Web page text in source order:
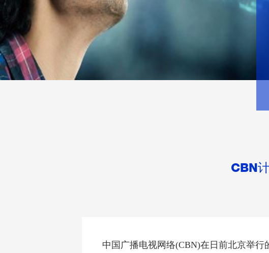
CBN
中国广播电视网络(CBN)在日前北京举行